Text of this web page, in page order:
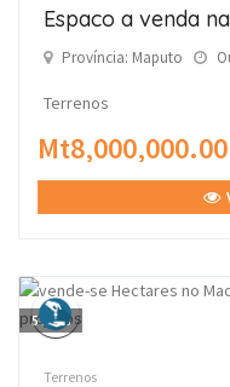
Espaco a venda
Província: Maputo
Terrenos
Mt8,000,000.00
5fotos
Terrenos